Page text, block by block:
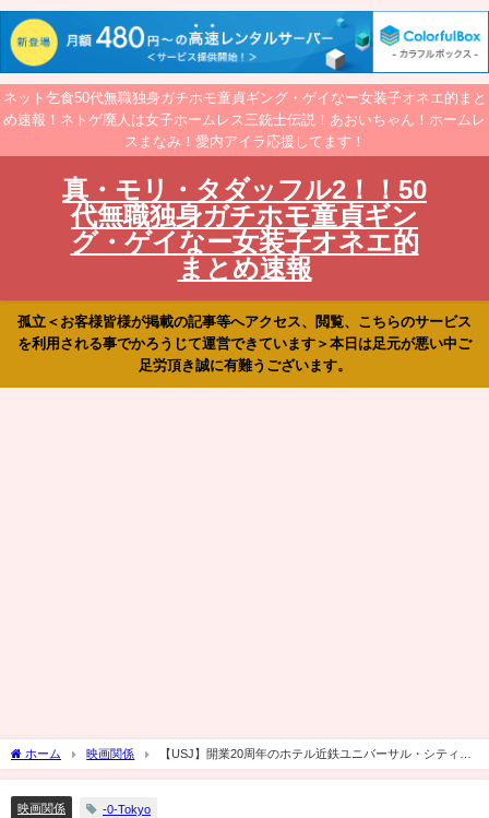
ネット乞食50代無職独身ガチホモ童貞ギング・ゲイなー女装子オネエ的まと
め速報！ネトゲ廃人は女子ホームレス三銃士伝説！あおいちゃん！ホームレ
スまなみ！愛内アイラ応援してます！
真・モリ・タダッフル2！！50
代無職独身ガチホモ童貞ギン
グ・ゲイなー女装子オネエ的
まとめ速報
孤立＜お客様皆様が掲載の記事等へアクセス、閲覧、こちらのサービス
を利用される事でかろうじて運営できています＞本日は足元が悪い中ご
足労頂き誠に有難うございます。
ホーム 映画関係
【USJ】開業20周年のホテル近鉄ユニバーサル・シティ、
秋の豪華ブッフェのテーマはハロウィンパーティー！
映画関係 -0-Tokyo